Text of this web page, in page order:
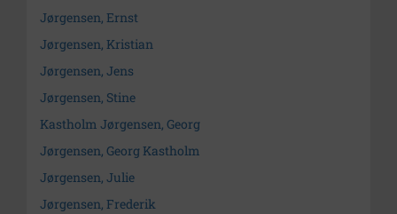
Jørgensen, Ernst
Jørgensen, Kristian
Jørgensen, Jens
Jørgensen, Stine
Kastholm Jørgensen, Georg
Jørgensen, Georg Kastholm
Jørgensen, Julie
Jørgensen, Frederik